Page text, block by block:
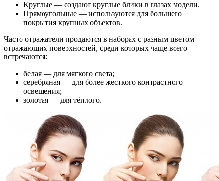
Круглые — создают круглые блики в глазах модели.
Прямоугольные — используются для большего
покрытия крупных объектов.
Часто отражатели продаются в наборах с разным цветом
отражающих поверхностей, среди которых чаще всего
встречаются:
белая — для мягкого света;
серебряная — для более жесткого контрастного
освещения;
золотая — для тёплого.